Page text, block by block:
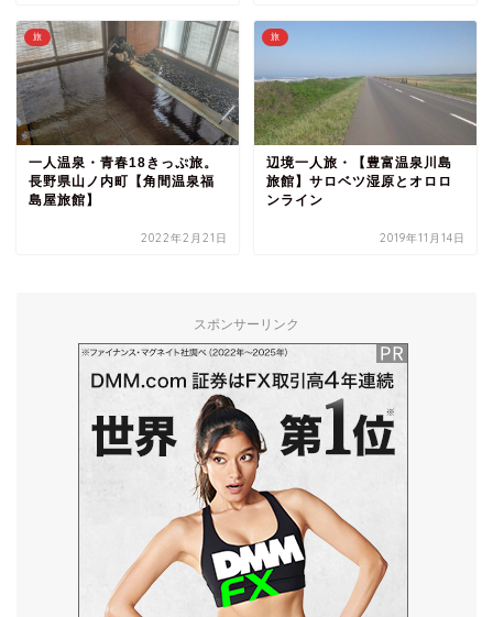
旅
一人温泉・青春18きっぷ旅。
長野県山ノ内町【角間温泉福
島屋旅館】
2022年2月21日
旅
辺境一人旅・【豊富温泉川島
旅館】サロベツ湿原とオロロ
ンライン
2019年11月14日
スポンサーリンク